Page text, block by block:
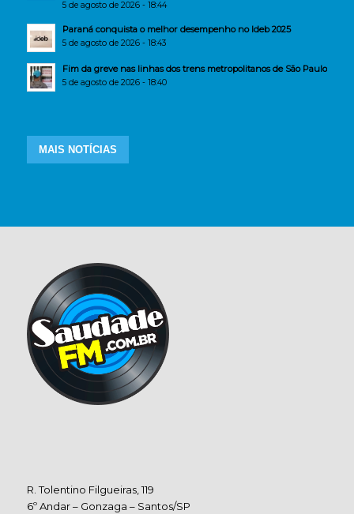
5 de agosto de 2026 - 18:44
Paraná conquista o melhor desempenho no Ideb 2025
5 de agosto de 2026 - 18:43
Fim da greve nas linhas dos trens metropolitanos de São Paulo
5 de agosto de 2026 - 18:40
MAIS NOTÍCIAS
R. Tolentino Filgueiras, 119
6º Andar – Gonzaga – Santos/SP